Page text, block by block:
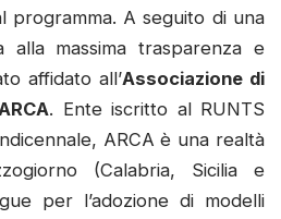
programma. A seguito di una
alla massima trasparenza e
affidato all’Associazione di
. Ente iscritto al RUNTS
ARCA è una realtà
(Calabria, Sicilia e
per l’adozione di modelli